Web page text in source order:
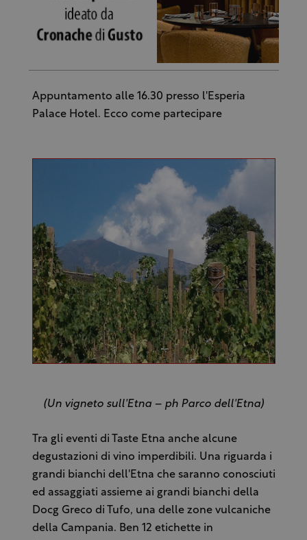
Appuntamento alle 16.30 presso l'Esperia
Palace Hotel. Ecco come partecipare
(Un vigneto sull'Etna – ph Parco dell'Etna)
Tra gli eventi di Taste Etna anche alcune
degustazioni di vino imperdibili. Una riguarda i
grandi bianchi dell'Etna che saranno conosciuti
ed assaggiati assieme ai grandi bianchi della
Docg Greco di Tufo, una delle zone vulcaniche
della Campania. Ben 12 etichette in